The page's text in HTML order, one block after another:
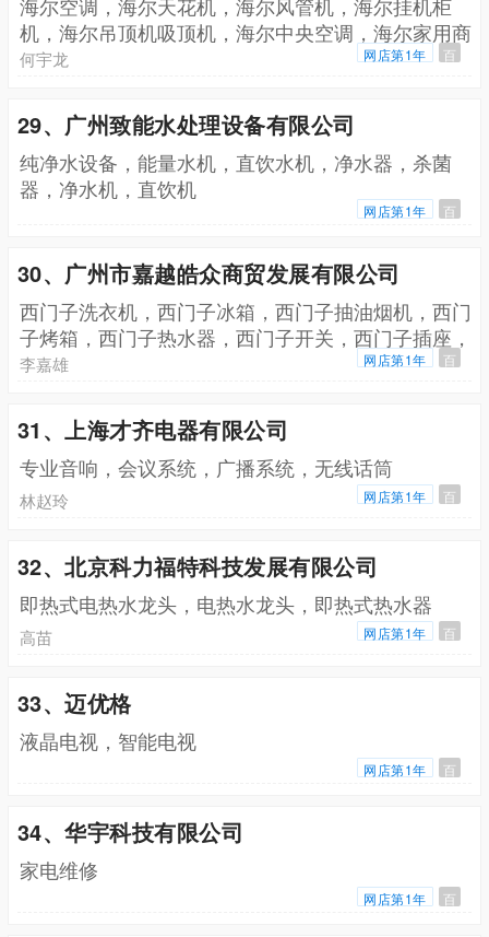
机，海尔吊顶机吸顶机，海尔中央空调，海尔家用商
用空调，海尔分体机
何宇龙 网店第1年 百
29、广州致能水处理设备有限公司
纯净水设备，能量水机，直饮水机，净水器，杀菌
器，净水机，直饮机
网店第1年 百
30、广州市嘉越皓众商贸发展有限公司
西门子洗衣机，西门子冰箱，西门子抽油烟机，西门
子烤箱，西门子热水器，西门子开关，西门子插座，
西门子消毒柜，西门子微波炉，西门子洗碗机
李嘉雄 网店第1年 百
31、上海才齐电器有限公司
专业音响，会议系统，广播系统，无线话筒
林赵玲 网店第1年 百
32、北京科力福特科技发展有限公司
即热式电热水龙头，电热水龙头，即热式热水器
高苗 网店第1年 百
33、迈优格
液晶电视，智能电视
网店第1年 百
34、华宇科技有限公司
家电维修
网店第1年 百